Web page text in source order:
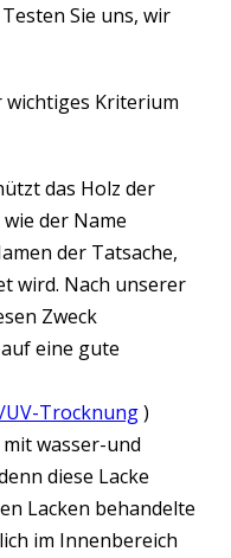
Sie uns, wir
wichtiges Kriterium
das Holz der
der Name
der Tatsache,
wird. Nach unserer
Zweck
eine gute
Trocknung)
wasser-und
diese Lacke
Lacken behandelte
im Innenbereich